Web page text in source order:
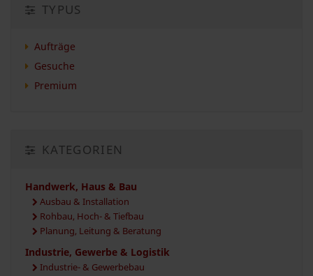
TYPUS
Aufträge
Gesuche
Premium
KATEGORIEN
Handwerk, Haus & Bau
Ausbau & Installation
Rohbau, Hoch- & Tiefbau
Planung, Leitung & Beratung
Industrie, Gewerbe & Logistik
Industrie- & Gewerbebau